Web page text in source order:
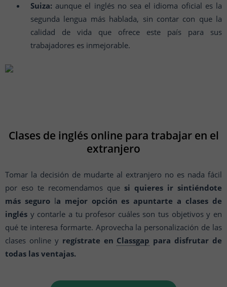
Suiza: aunque el inglés no sea el idioma oficial es la
segunda lengua más hablada, sin contar con que la
calidad de vida que ofrece este país para sus
trabajadores es inmejorable.
Clases de inglés online para trabajar en el
extranjero
Tomar la decisión de mudarte al extranjero no es nada fácil
por eso te recomendamos que si quieres ir sintiéndote
más segurola mejor opción es apuntarte a clases de
inglés y contarle a tu profesor cuáles son tus objetivos y en
qué te interesa formarte. Aprovecha la personalización de las
clases online y regístrate en Classgap para disfrutar de
todas las ventajas.